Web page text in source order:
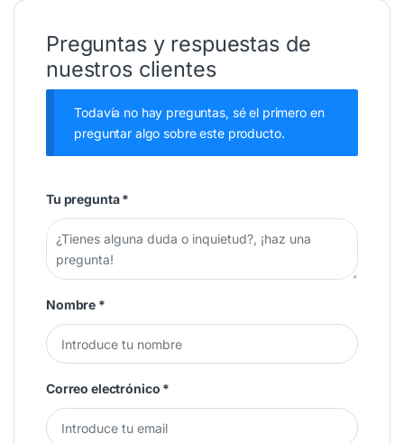
Preguntas y respuestas de
nuestros clientes
Todavía no hay preguntas, sé el primero en
preguntar algo sobre este producto.
Tu pregunta*
Nombre *
Correo electrónico *